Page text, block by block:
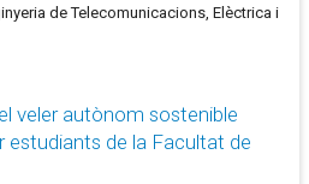
de Telecomunicacions, Elèctrica i
veler autònom sostenible
estudiants de la Facultat de